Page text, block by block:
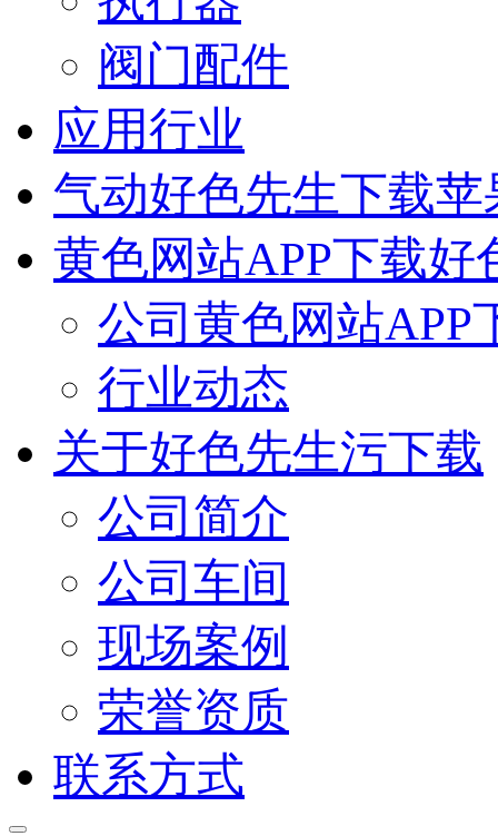
阀门配件
应用行业
气动好色先生下载
黄色网站APP下载好
公司黄色网站APP
行业动态
关于好色先生污下载
公司简介
公司车间
现场案例
荣誉资质
联系方式